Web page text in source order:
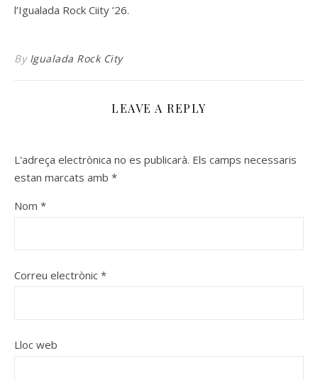
l’Igualada Rock Ciity ’26.
By Igualada Rock City
LEAVE A REPLY
L'adreça electrònica no es publicarà. Els camps necessaris
estan marcats amb *
Nom *
Correu electrònic *
Lloc web